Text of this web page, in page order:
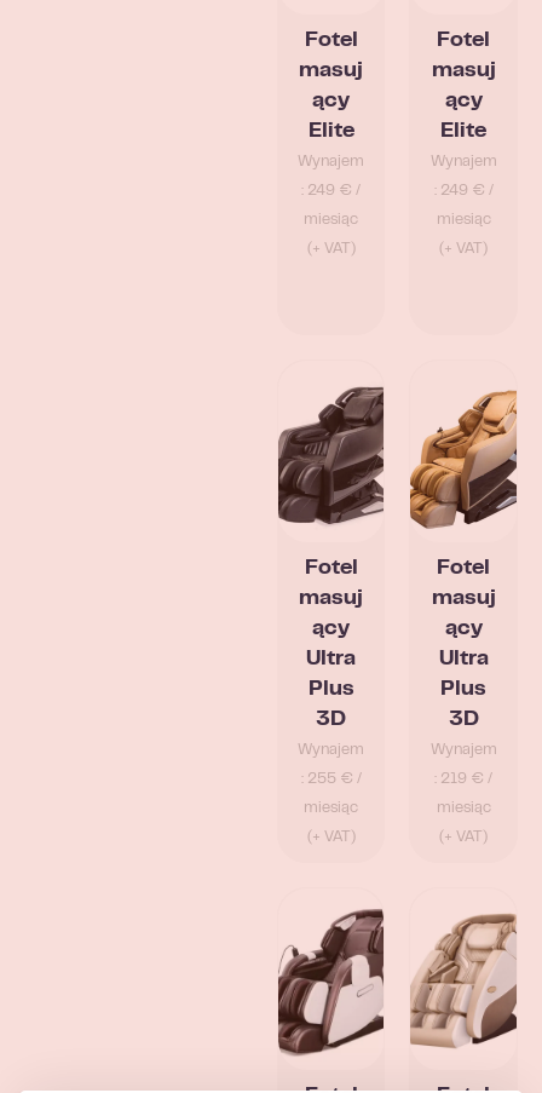
Fotel
masuj
ący
Elite
Wynajem
: 249 € /
miesiąc
(+ VAT)
Fotel
masuj
ący
Elite
Wynajem
: 249 € /
miesiąc
(+ VAT)
Fotel
masuj
ący
Ultra
Plus
3D
Wynajem
: 255 € /
miesiąc
(+ VAT)
Fotel
masuj
ący
Ultra
Plus
3D
Wynajem
: 219 € /
miesiąc
(+ VAT)